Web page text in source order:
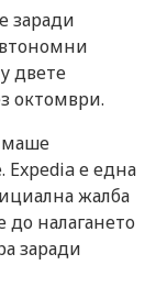
заради
двете
октомври.
е една
жалба
до налагането
заради